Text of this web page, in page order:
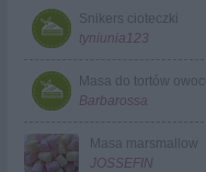
Snikers cioteczki
tyniunia123
Barbarossa
Masa marsmallow
JOSSEFIN